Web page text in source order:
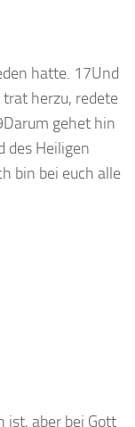
hatte. 17Und
herzu, redete
gehet hin
des Heiligen
bin bei euch alle
ist, aber bei Gott